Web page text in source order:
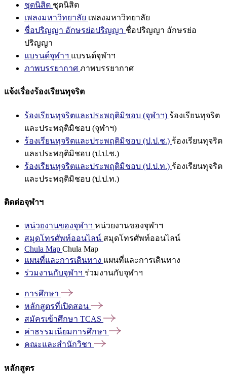
ชุดนิสิต ชุดนิสิต
เพลงมหาวิทยาลัย เพลงมหาวิทยาลัย
ชื่อปริญญา อักษรย่อปริญญา ชื่อปริญญา อักษรย่อ
ปริญญา
แบรนด์จุฬาฯ แบรนด์จุฬาฯ
ภาพบรรยากาศ ภาพบรรยากาศ
แจ้งเรื่องร้องเรียนทุจริต
ร้องเรียนทุจริตและประพฤติมิชอบ (จุฬาฯ) ร้องเรียนทุจริต
และประพฤติมิชอบ (จุฬาฯ)
ร้องเรียนทุจริตและประพฤติมิชอบ (ป.ป.ช.) ร้องเรียนทุจริต
และประพฤติมิชอบ (ป.ป.ช.)
ร้องเรียนทุจริตและประพฤติมิชอบ (ป.ป.ท.) ร้องเรียนทุจริต
และประพฤติมิชอบ (ป.ป.ท.)
ติดต่อจุฬาฯ
หน่วยงานของจุฬาฯ หน่วยงานของจุฬาฯ
สมุดโทรศัพท์ออนไลน์ สมุดโทรศัพท์ออนไลน์
Chula Map Chula Map
แผนที่และการเดินทาง แผนที่และการเดินทาง
ร่วมงานกับจุฬาฯ ร่วมงานกับจุฬาฯ
การศึกษา
หลักสูตรที่เปิดสอน
สมัครเข้าศึกษา TCAS
ค่าธรรมเนียมการศึกษา
คณะและสำนักวิชา
หลักสูตร